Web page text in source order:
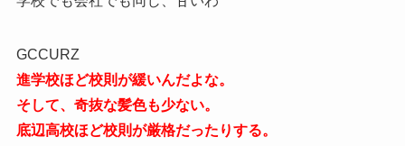
GCCURZ
進学校ほど校則が緩いんだよな。
そして、奇抜な髪色も少ない。
底辺高校ほど校則が厳格だったりする。